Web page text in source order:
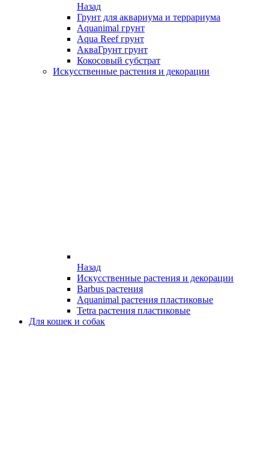
Назад
Грунт для аквариума и террариума
Aquanimal грунт
Aqua Reef грунт
АкваГрунт грунт
Кокосовый субстрат
Искусственные растения и декорации
Назад
Искусственные растения и декорации
Barbus растения
Aquanimal растения пластиковые
Tetra растения пластиковые
Для кошек и собак